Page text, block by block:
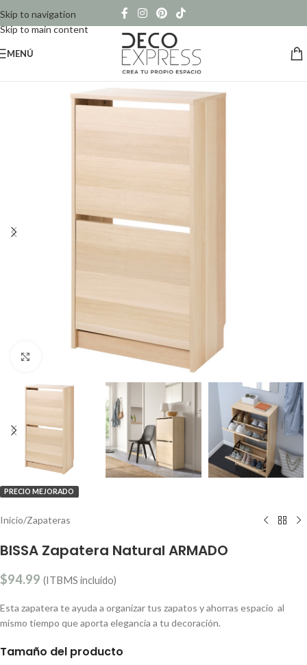
Skip to navigation
Skip to main content
MENÚ
Clic para ampliar
PRECIO MEJORADO
Inicio/Zapateras
BISSA Zapatera Natural ARMADO
$94.99 (ITBMS incluido)
Esta zapatera te ayuda a organizar tus zapatos y ahorras espacio al
mismo tiempo que aporta elegancia a tu decoración.
Tamaño del producto